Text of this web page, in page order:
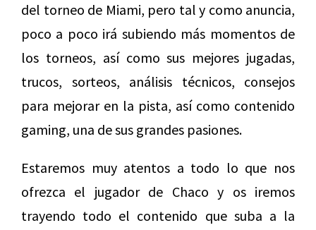
del torneo de Miami, pero tal y como anuncia,
poco a poco irá subiendo más momentos de
los torneos, así como sus mejores jugadas,
trucos, sorteos, análisis técnicos, consejos
para mejorar en la pista, así como contenido
gaming, una de sus grandes pasiones.
Estaremos muy atentos a todo lo que nos
ofrezca el jugador de Chaco y os iremos
trayendo todo el contenido que suba a la